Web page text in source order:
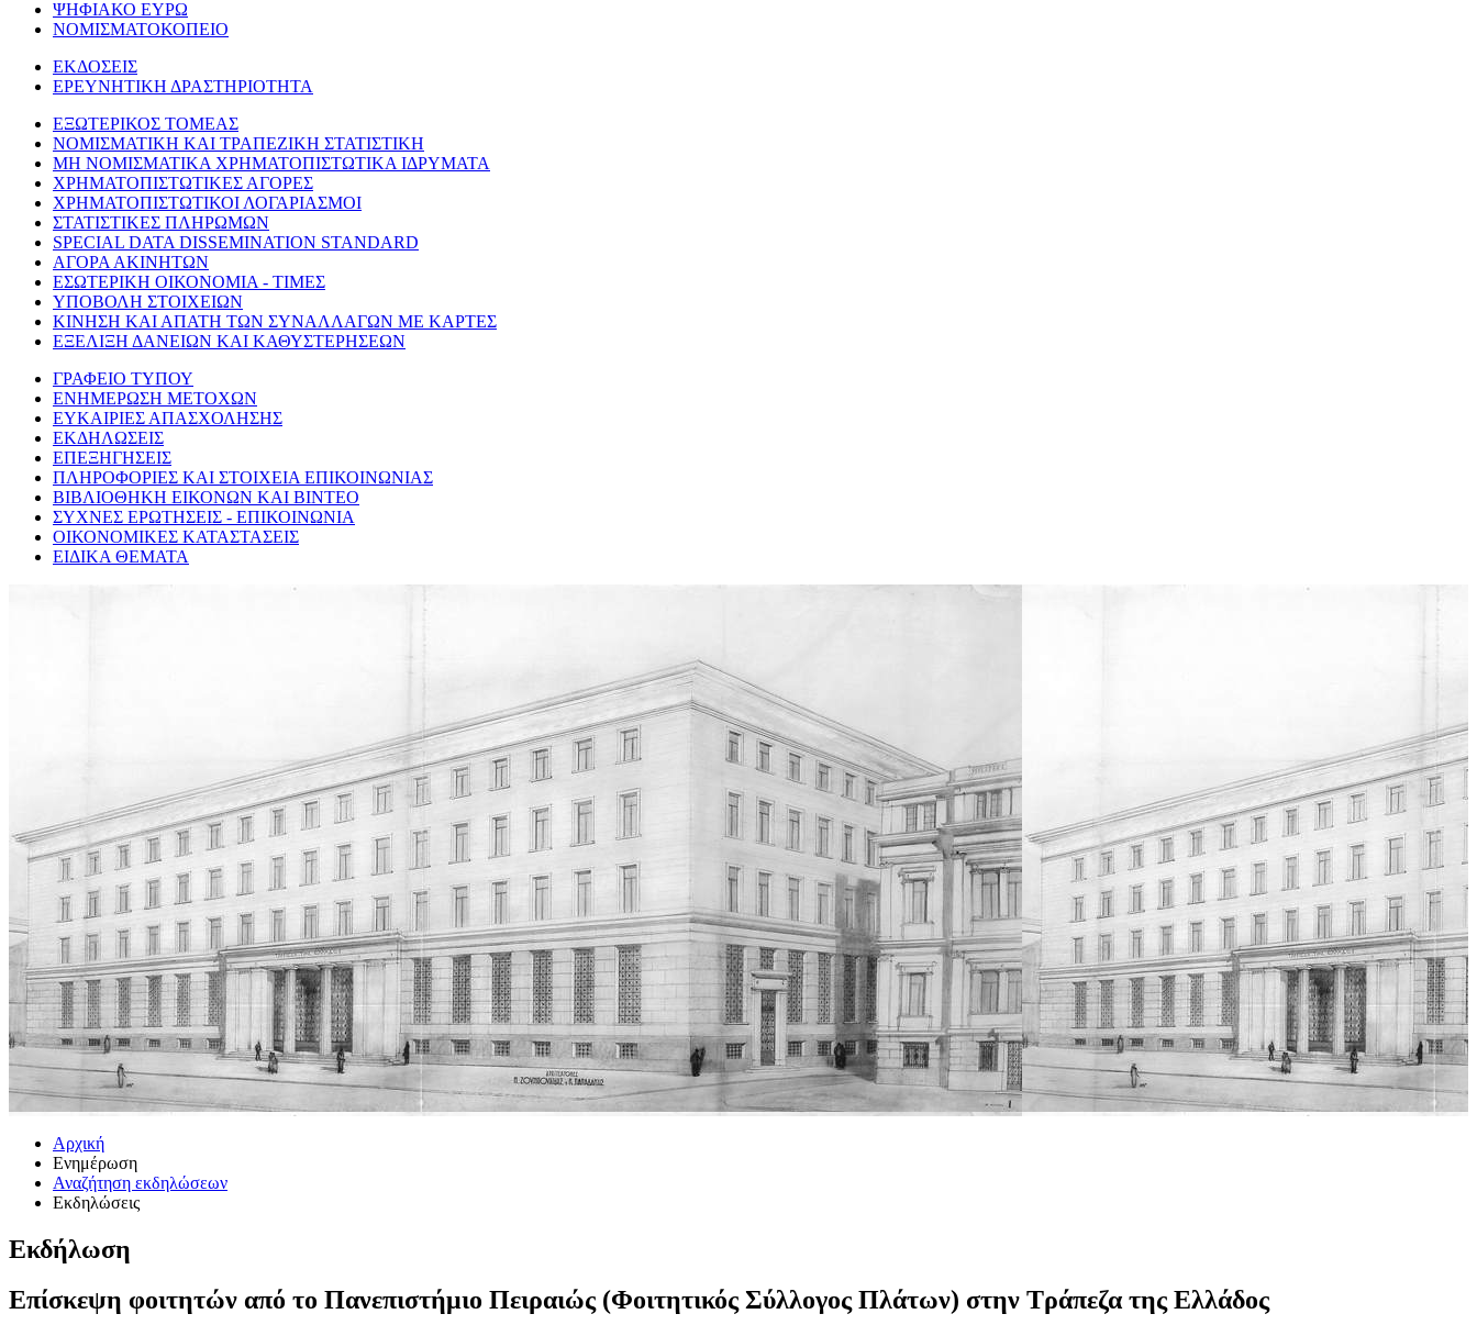
ΨΗΦΙΑΚΟ ΕΥΡΩ
ΝΟΜΙΣΜΑΤΟΚΟΠΕΙΟ
ΕΚΔΟΣΕΙΣ
ΕΡΕΥΝΗΤΙΚΗ ΔΡΑΣΤΗΡΙΟΤΗΤΑ
ΕΞΩΤΕΡΙΚΟΣ ΤΟΜΕΑΣ
ΝΟΜΙΣΜΑΤΙΚΗ ΚΑΙ ΤΡΑΠΕΖΙΚΗ ΣΤΑΤΙΣΤΙΚΗ
ΜΗ ΝΟΜΙΣΜΑΤΙΚΑ ΧΡΗΜΑΤΟΠΙΣΤΩΤΙΚΑ ΙΔΡΥΜΑΤΑ
ΧΡΗΜΑΤΟΠΙΣΤΩΤΙΚΕΣ ΑΓΟΡΕΣ
ΧΡΗΜΑΤΟΠΙΣΤΩΤΙΚΟΙ ΛΟΓΑΡΙΑΣΜΟΙ
ΣΤΑΤΙΣΤΙΚΕΣ ΠΛΗΡΩΜΩΝ
SPECIAL DATA DISSEMINATION STANDARD
ΑΓΟΡΑ ΑΚΙΝΗΤΩΝ
ΕΣΩΤΕΡΙΚΗ ΟΙΚΟΝΟΜΙΑ - ΤΙΜΕΣ
ΥΠΟΒΟΛΗ ΣΤΟΙΧΕΙΩΝ
ΚΙΝΗΣΗ ΚΑΙ ΑΠΑΤΗ ΤΩΝ ΣΥΝΑΛΛΑΓΩΝ ΜΕ ΚΑΡΤΕΣ
ΕΞΕΛΙΞΗ ΔΑΝΕΙΩΝ ΚΑΙ ΚΑΘΥΣΤΕΡΗΣΕΩΝ
ΓΡΑΦΕΙΟ ΤΥΠΟΥ
ΕΝΗΜΕΡΩΣΗ ΜΕΤΟΧΩΝ
ΕΥΚΑΙΡΙΕΣ ΑΠΑΣΧΟΛΗΣΗΣ
ΕΚΔΗΛΩΣΕΙΣ
ΕΠΕΞΗΓΗΣΕΙΣ
ΠΛΗΡΟΦΟΡΙΕΣ ΚΑΙ ΣΤΟΙΧΕΙΑ ΕΠΙΚΟΙΝΩΝΙΑΣ
ΒΙΒΛΙΟΘΗΚΗ ΕΙΚΟΝΩΝ ΚΑΙ ΒΙΝΤΕΟ
ΣΥΧΝΕΣ ΕΡΩΤΗΣΕΙΣ - ΕΠΙΚΟΙΝΩΝΙΑ
ΟΙΚΟΝΟΜΙΚΕΣ ΚΑΤΑΣΤΑΣΕΙΣ
ΕΙΔΙΚΑ ΘΕΜΑΤΑ
Αρχική
Ενημέρωση
Αναζήτηση εκδηλώσεων
Εκδηλώσεις
Εκδήλωση
Επίσκεψη φοιτητών από το Πανεπιστήμιο Πειραιώς (Φοιτητικός Σύλλογος Πλάτων) στην Τράπεζα της Ελλάδος